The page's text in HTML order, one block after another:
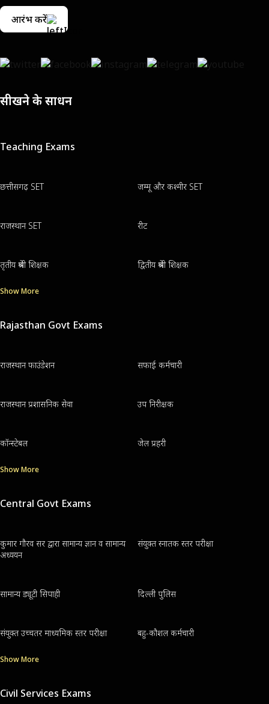
आरंभ करें
सीखने के साधन
Teaching Exams
छत्तीसगढ़ SET जम्मू और कश्मीर SET
राजस्थान SET रीट
तृतीय श्रेणी शिक्षक द्वितीय श्रेणी शिक्षक
Show More
Rajasthan Govt Exams
राजस्थान फाउंडेशन सफाई कर्मचारी
राजस्थान प्रशासनिक सेवा उप निरीक्षक
कॉन्स्टेबल जेल प्रहरी
Show More
Central Govt Exams
कुमार गौरव सर द्वारा सामान्य ज्ञान व सामान्य
अध्ययन
संयुक्त स्नातक स्तर परीक्षा
सामान्य ड्यूटी सिपाही दिल्ली पुलिस
संयुक्त उच्चतर माध्यमिक स्तर परीक्षा बहु-कौशल कर्मचारी
Show More
Civil Services Exams